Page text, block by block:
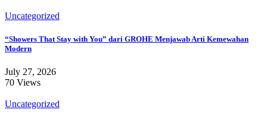
Uncategorized
“Showers That Stay with You” dari GROHE Menjawab Arti Kemewahan
Modern
July 27, 2026
70 Views
Uncategorized